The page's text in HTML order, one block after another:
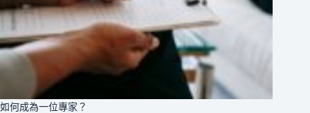
如何成為一位專家？